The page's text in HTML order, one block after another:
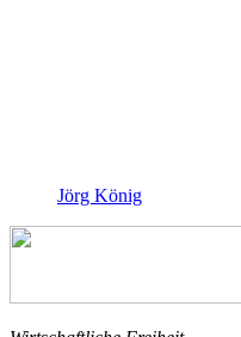
Jörg König